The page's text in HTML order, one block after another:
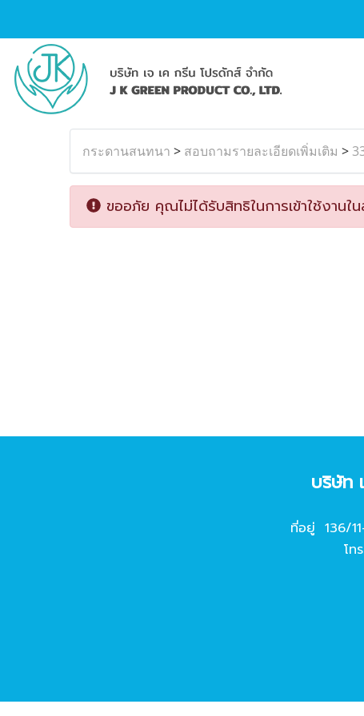
กระดานสนทนา > สอบถามรายละเอียดเพิ่มเติม >
ขออภัย คุณไม่ได้รับสิทธิในการเข้าใช้งานใ
บริษัท
ที่อยู่ 136/
โท